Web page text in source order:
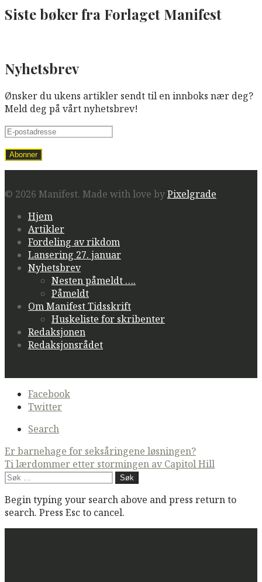
Siste bøker fra Forlaget Manifest
Nyhetsbrev
Ønsker du ukens artikler sendt til en innboks nær deg?
Meld deg på vårt nyhetsbrev!
© 2026 Manifest. Made with love byPixelgrade
Hjem
Artikler
Fordeling av rikdom
Lansering 27. januar
Nyhetsbrev
Nesten påmeldt ….
Påmeldt
Om Manifest Tidsskrift
Huskeliste for skribenter
Redaksjonen
Redaksjonsrådet
Secondary
navigation
Facebook
Twitter
Search
Post
navigation
Er barnehage for seksåringene løsningen?
Ti lærdommer etter stormingen av Capitol Hill
Søk
Begin typing your search above and press return to
search. Press Esc to cancel.